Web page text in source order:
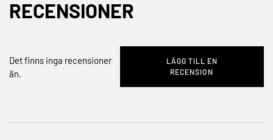
RECENSIONER
Det finns inga recensioner
än.
LÄGG TILL EN
RECENSION